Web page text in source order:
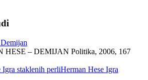
HESE – DEMIJAN Politika, 2006, 167
Herman Hese Igra